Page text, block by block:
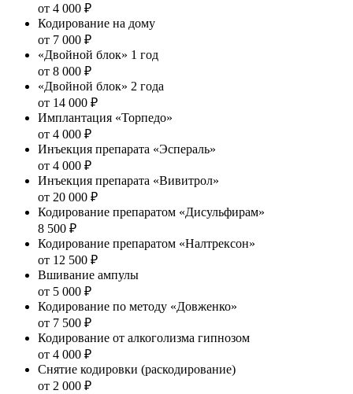
от 4 000 ₽
Кодирование на дому
от 7 000 ₽
«Двойной блок» 1 год
от 8 000 ₽
«Двойной блок» 2 года
от 14 000 ₽
Имплантация «Торпедо»
от 4 000 ₽
Инъекция препарата «Эспераль»
от 4 000 ₽
Инъекция препарата «Вивитрол»
от 20 000 ₽
Кодирование препаратом «Дисульфирам»
8 500 ₽
Кодирование препаратом «Налтрексон»
от 12 500 ₽
Вшивание ампулы
от 5 000 ₽
Кодирование по методу «Довженко»
от 7 500 ₽
Кодирование от алкоголизма гипнозом
от 4 000 ₽
Снятие кодировки (раскодирование)
от 2 000 ₽